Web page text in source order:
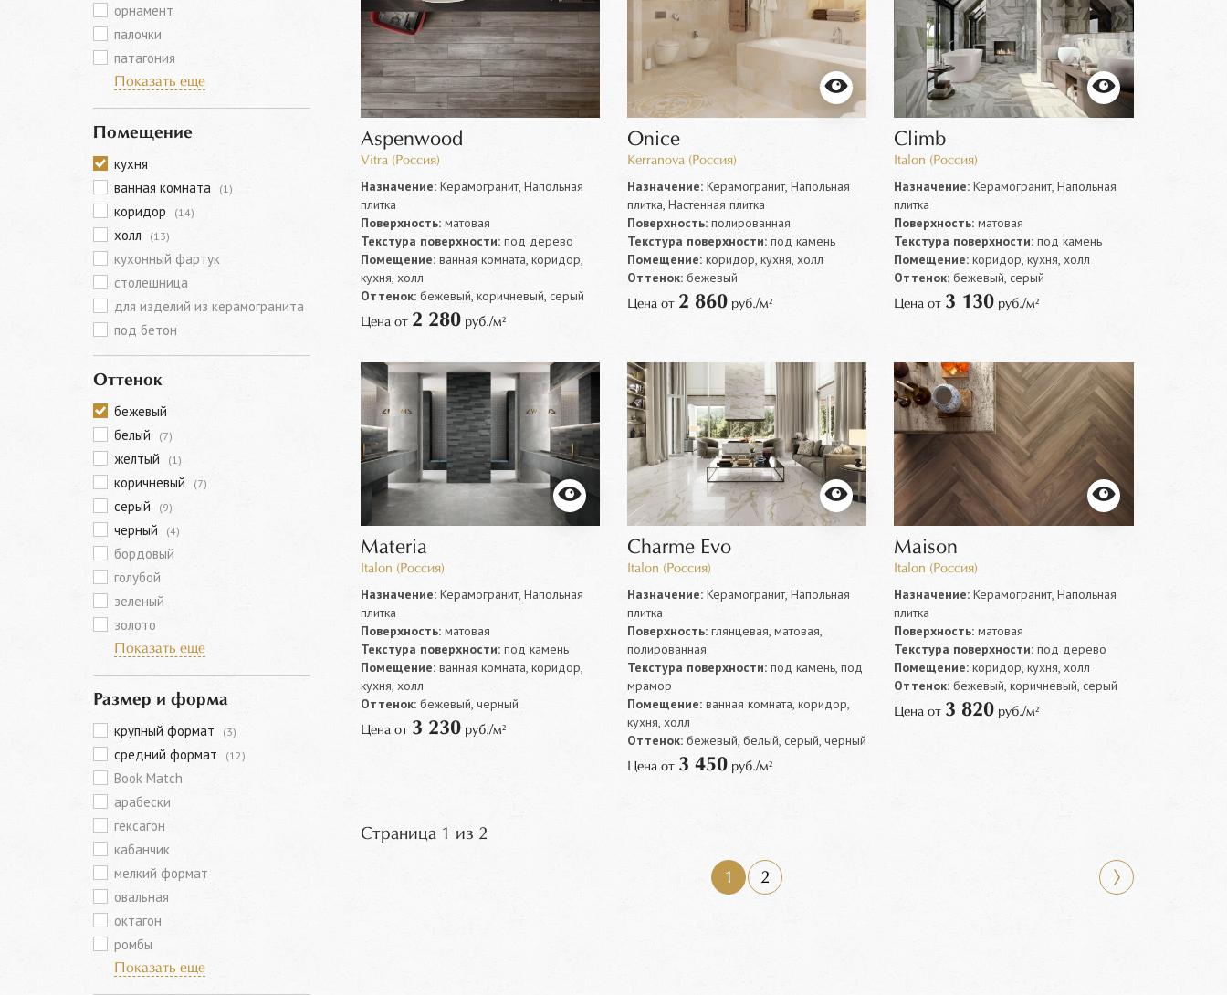
орнамент
палочки
патагония
Показать еще
Помещение
кухня
ванная комната
(1)
коридор (14)
холл (13)
кухонный фартук
столешница
для изделий из керамогранита
под бетон
Оттенок
бежевый
белый
(7)
желтый (1)
коричневый (7)
серый (9)
черный (4)
бордовый
голубой
зеленый
золото
Показать еще
Размер и форма
крупный формат (3)
средний формат (12)
Book Match
арабески
гексагон
кабанчик
мелкий формат
овальная
октагон
ромбы
Показать еще
Aspenwood
Vitra (Россия)
Назначение:Керамогранит, Напольная
плитка
Поверхность:матовая
Текстура поверхности:под дерево
Помещение:ванная комната, коридор,
кухня, холл
Оттенок:бежевый, коричневый, серый
Цена от 2 280руб./м²
Onice
Kerranova (Россия)
Назначение:Керамогранит, Напольная
плитка, Настенная плитка
Поверхность:полированная
Текстура поверхности:под камень
Помещение:коридор, кухня, холл
Оттенок:бежевый
Цена от 2 860руб./м²
Climb
Italon (Россия)
Назначение: Керамогранит, Напольная
плитка
Поверхность: матовая
Текстура поверхности: под камень
Помещение: коридор, кухня, холл
Оттенок: бежевый, серый
Цена от 3 130 руб./м²
Materia
Italon (Россия)
Назначение:Керамогранит, Напольная
плитка
Поверхность:матовая
Текстура поверхности:под камень
Помещение:ванная комната, коридор,
кухня, холл
Оттенок:бежевый, черный
Цена от 3 230руб./м²
Charme Evo
Italon (Россия)
Назначение:Керамогранит, Напольная
плитка
Поверхность:глянцевая, матовая,
полированная
Текстура поверхности:под камень, под
мрамор
Помещение:ванная комната, коридор,
кухня, холл
Оттенок:бежевый, белый, серый, черный
Цена от 3 450руб./м²
Maison
Italon (Россия)
Назначение: Керамогранит, Напольная
плитка
Поверхность: матовая
Текстура поверхности: под дерево
Помещение: коридор, кухня, холл
Оттенок: бежевый, коричневый, серый
Цена от 3 820 руб./м²
Страница 1 из 2
1 2